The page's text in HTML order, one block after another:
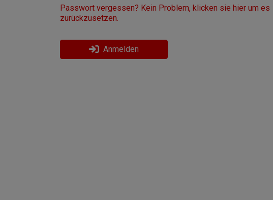
Passwort vergessen? Kein Problem, klicken sie hier um es
zurückzusetzen.
Anmelden